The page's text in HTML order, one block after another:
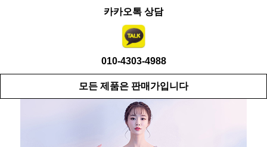
카카오톡 상담
010-4303-4988
모든 제품은 판매가입니다